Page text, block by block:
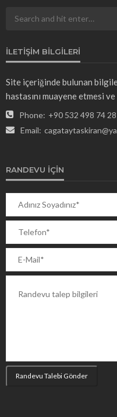
İLETIŞIM BILGILERI
Site içeriğinde bulunan
hastasını muayene etmesi
Phone: +90 532 498 74 28
Email:
RANDEVU İÇIN